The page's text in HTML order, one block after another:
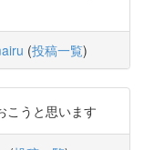
(投稿一覧)
こうと思います